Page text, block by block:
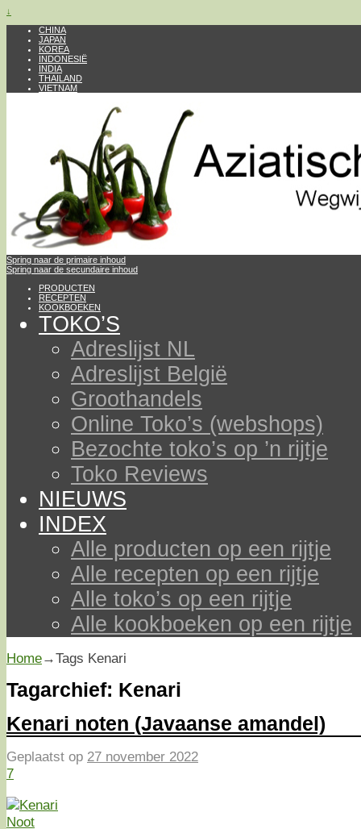
↓
CHINA
JAPAN
KOREA
INDONESIË
INDIA
THAILAND
VIETNAM
Spring naar de primaire inhoud
Spring naar de secundaire inhoud
PRODUCTEN
RECEPTEN
KOOKBOEKEN
TOKO’S
Adreslijst NL
Adreslijst België
Groothandels
Online Toko’s (webshops)
Bezochte toko’s op ’n rijtje
Toko Reviews
NIEUWS
INDEX
Alle producten op een rijtje
Alle recepten op een rijtje
Alle toko’s op een rijtje
Alle kookboeken op een rijtje
Home→Tags Kenari
Tagarchief: Kenari
Kenari noten (Javaanse amandel)
Geplaatst op 27 november 2022
7